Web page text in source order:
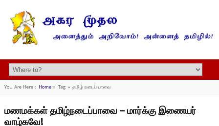
You Are Here : Home» Tag » தமிழ் நடைப் பாவை
மணமக்கள் தமிழ்நடைப்பாவை – மார்க்கு இணையர்
வாழ்கவே!